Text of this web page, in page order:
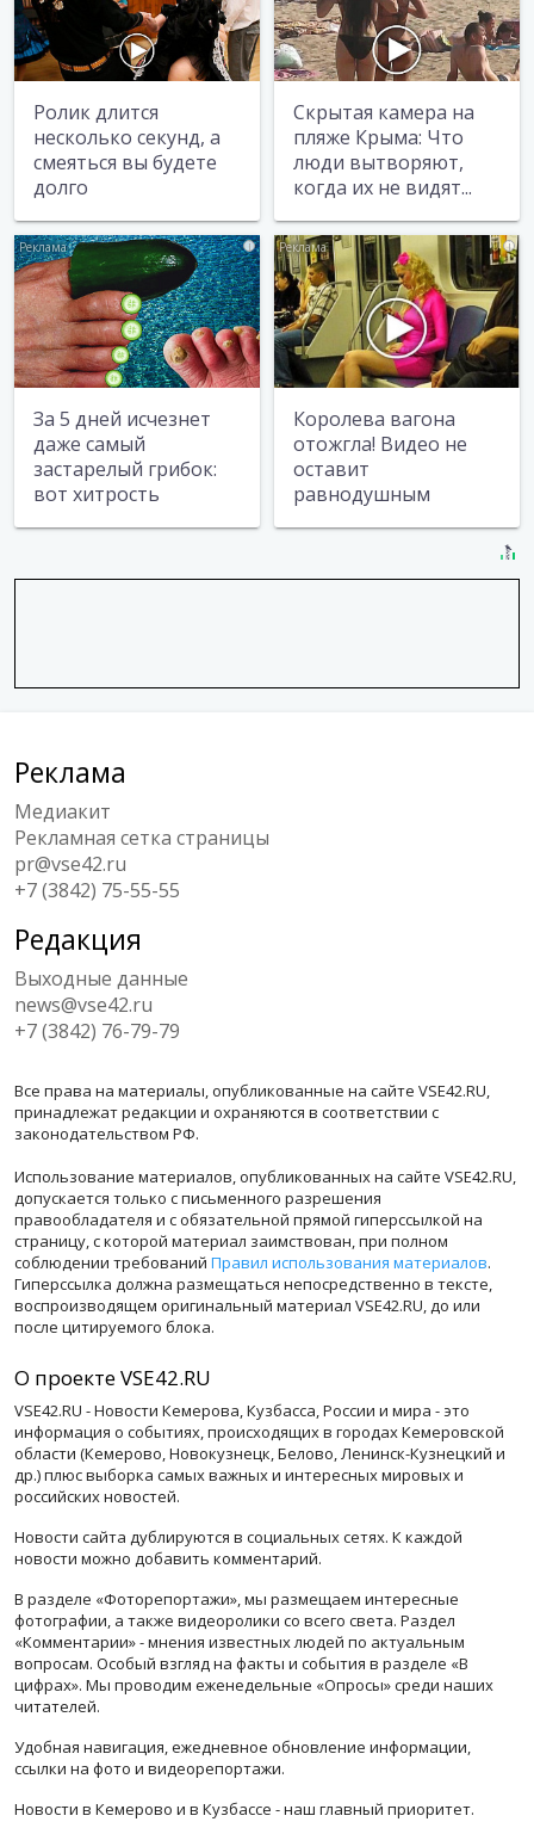
Ролик длится
несколько секунд, а
смеяться вы будете
долго
Скрытая камера на
пляже Крыма: Что
люди вытворяют,
когда их не видят...
i
За 5 дней исчезнет
даже самый
застарелый грибок:
вот хитрость
i
Королева вагона
отожгла! Видео не
оставит
равнодушным
Реклама
Медиакит
Рекламная сетка страницы
pr@vse42.ru
+7 (3842) 75-55-55
Редакция
Выходные данные
news@vse42.ru
+7 (3842) 76-79-79
Все права на материалы, опубликованные на сайте VSE42.RU,
принадлежат редакции и охраняются в соответствии с
законодательством РФ.
Использование материалов, опубликованных на сайте VSE42.RU,
допускается только с письменного разрешения
правообладателя и с обязательной прямой гиперссылкой на
страницу, с которой материал заимствован, при полном
соблюдении требований Правил использования материалов.
Гиперссылка должна размещаться непосредственно в тексте,
воспроизводящем оригинальный материал VSE42.RU, до или
после цитируемого блока.
О проекте VSE42.RU
VSE42.RU - Новости Кемерова, Кузбасса, России и мира - это
информация о событиях, происходящих в городах Кемеровской
области (Кемерово, Новокузнецк, Белово, Ленинск-Кузнецкий и
др.) плюс выборка самых важных и интересных мировых и
российских новостей.
Новости сайта дублируются в социальных сетях. К каждой
новости можно добавить комментарий.
В разделе «Фоторепортажи», мы размещаем интересные
фотографии, а также видеоролики со всего света. Раздел
«Комментарии» - мнения известных людей по актуальным
вопросам. Особый взгляд на факты и события в разделе «В
цифрах». Мы проводим еженедельные «Опросы» среди наших
читателей.
Удобная навигация, ежедневное обновление информации,
ссылки на фото и видеорепортажи.
Новости в Кемерово и в Кузбассе - наш главный приоритет.